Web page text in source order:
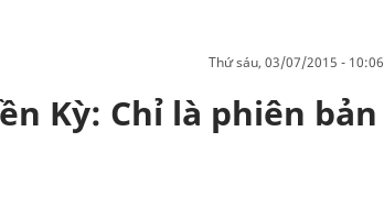
thứ sáu, 03/07/2015 - 10:06
Kỳ: Chỉ là phiên bản